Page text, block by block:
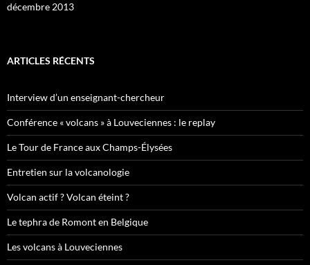
décembre 2013
ARTICLES RÉCENTS
Interview d’un enseignant-chercheur
Conférence « volcans » à Louveciennes : le replay
Le Tour de France aux Champs-Élysées
Entretien sur la volcanologie
Volcan actif ? Volcan éteint ?
Le tephra de Romont en Belgique
Les volcans à Louveciennes